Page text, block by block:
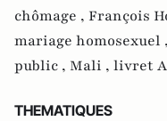
chômage , François
mariage homosexuel ,
public , Mali , livret
THEMATIQUES